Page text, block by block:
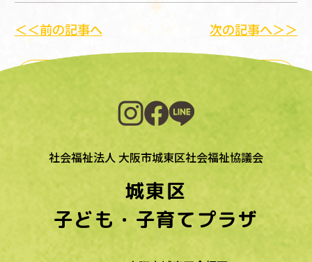
＜＜前の記事へ 次の記事へ＞＞
社会福祉法人 大阪市城東区社会福祉協議会
城東区
子ども・子育てプラザ